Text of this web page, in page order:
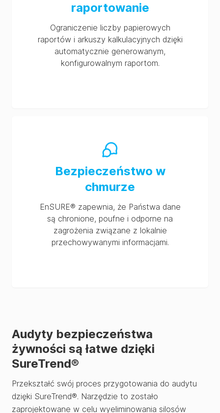
raportowanie
Ograniczenie liczby papierowych
raportów i arkuszy kalkulacyjnych dzięki
automatycznie generowanym,
konfigurowalnym raportom.
Bezpieczeństwo w
chmurze
EnSURE® zapewnia, że Państwa dane
są chronione, poufne i odporne na
zagrożenia związane z lokalnie
przechowywanymi informacjami.
Audyty bezpieczeństwa
żywności są łatwe dzięki
SureTrend®
Przekształć swój proces przygotowania do audytu
dzięki SureTrend®. Narzędzie to zostało
zaprojektowane w celu wyeliminowania silosów